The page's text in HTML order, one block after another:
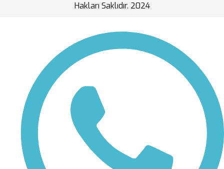
Hakları Saklıdır. 2024